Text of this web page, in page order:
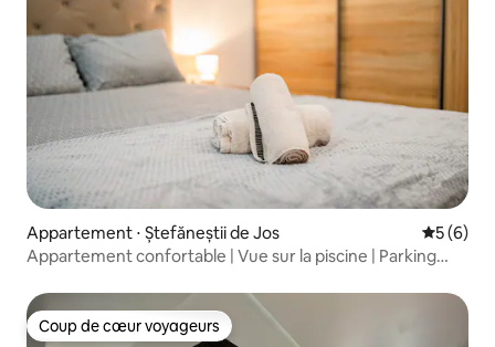
Appartement ⋅ Ștefăneștii de Jos
5 (6)
Appartement confortable | Vue sur la piscine | Parking
Coup de cœur voyageurs
Coup de cœur voyageurs